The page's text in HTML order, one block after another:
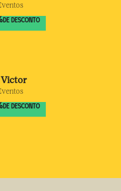
DE DESCONTO
DE DESCONTO